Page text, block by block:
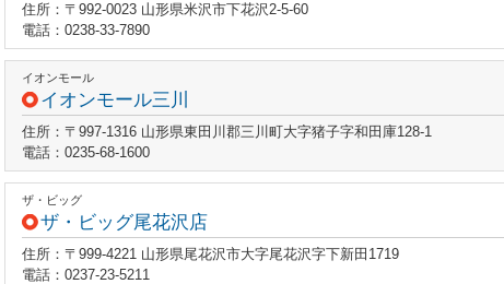
住所：〒992-0023 山形県米沢市下花沢2-5-60
電話：0238-33-7890
イオンモール
イオンモール三川
住所：〒997-1316 山形県東田川郡三川町大字猪子字和田庫128-1
電話：0235-68-1600
ザ・ビッグ
ザ・ビッグ尾花沢店
住所：〒999-4221 山形県尾花沢市大字尾花沢字下新田1719
電話：0237-23-5211